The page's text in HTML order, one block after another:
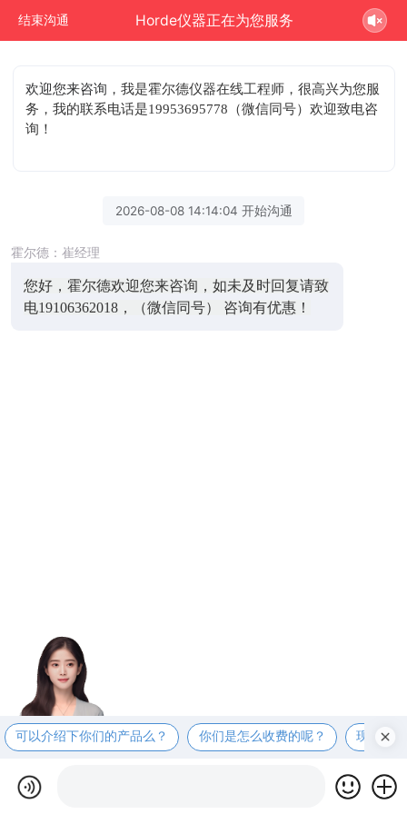
结束沟通 Horde仪器正在为您服务
欢迎您来咨询 ，我是霍尔德仪器在线工程师，很高兴为您服
务，我的联系电话是19953695778（微信同号）欢迎致电咨
询！
2026-08-08 14:14:04 开始沟通
霍尔德：崔经理
您好，霍尔德欢迎您来咨询，如未及时回复请致
电19106362018，（微信同号） 咨询有优惠！
可以介绍下你们的产品么？ 你们是怎么收费的呢？ 现在有